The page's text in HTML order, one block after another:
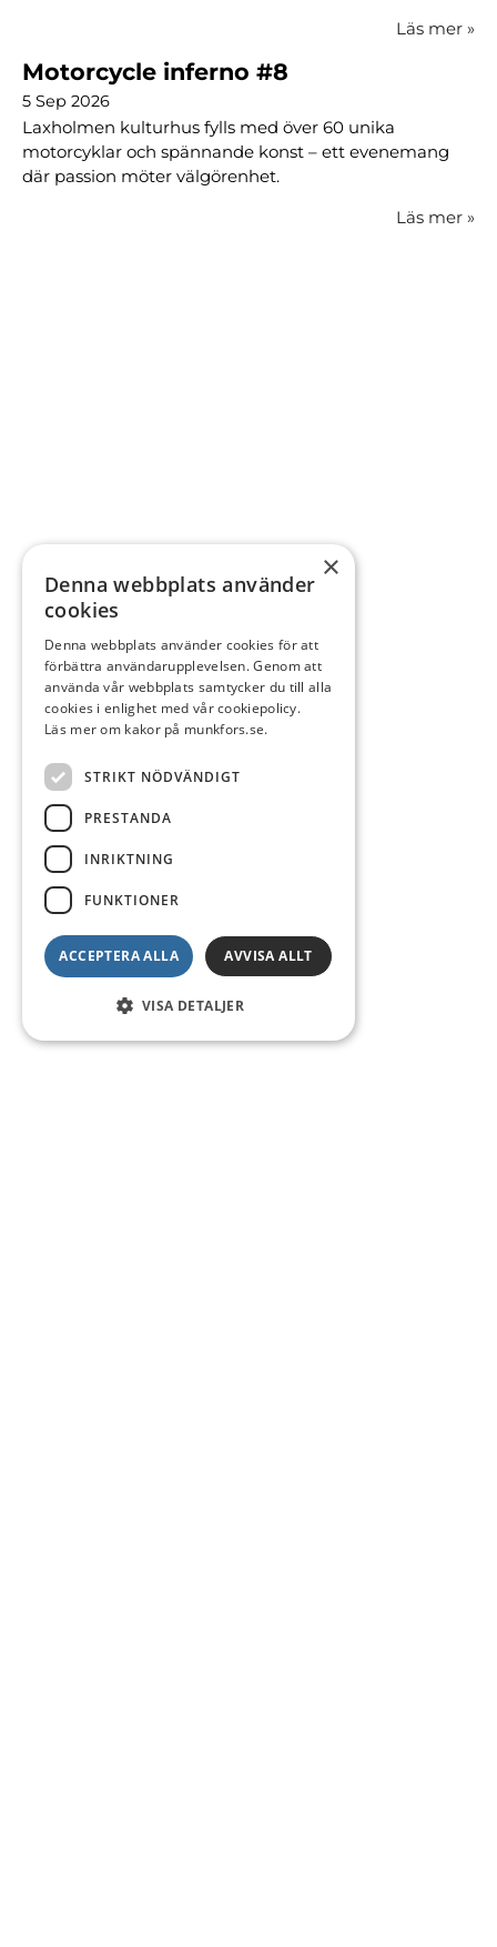
Läs mer »
Motorcycle inferno #8
5 Sep 2026
Laxholmen kulturhus fylls med över 60 unika
motorcyklar och spännande konst – ett evenemang
där passion möter välgörenhet.
Läs mer »
×
Denna webbplats använder
cookies
Denna webbplats använder cookies för att
förbättra användarupplevelsen. Genom att
använda vår webbplats samtycker du till alla
cookies i enlighet med vår cookiepolicy.
Läs mer om kakor på munkfors.se.
STRIKT NÖDVÄNDIGT
PRESTANDA
INRIKTNING
FUNKTIONER
ACCEPTERA ALLA AVVISA ALLT
VISA DETALJER